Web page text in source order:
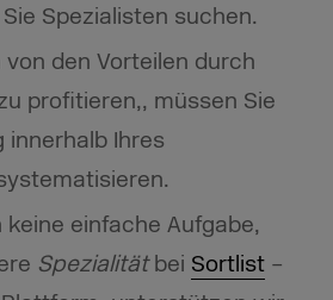
Spezialisten suchen.
den Vorteilen durch
profitieren,, müssen Sie
innerhalb Ihres
einfache Aufgabe,
Spezialitätbei Sortlist–